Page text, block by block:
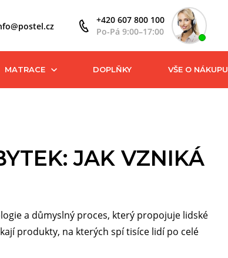
+420 607 800 100
Po-Pá 9:00–17:00
MATRACE DOPLŇKY VŠE O NÁKUPU
JAK VZNIKÁ
a důmyslný proces, který propojuje lidské
produkty, na kterých spí tisíce lidí po celé